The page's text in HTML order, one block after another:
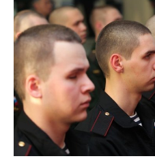
ВОДНЫЕ ВИДЫ СПОРТА
ХОККЕЙ С МЯЧОМ
ОБРАЗОВАНИЕ
ПРОИСШЕСТВИЯ